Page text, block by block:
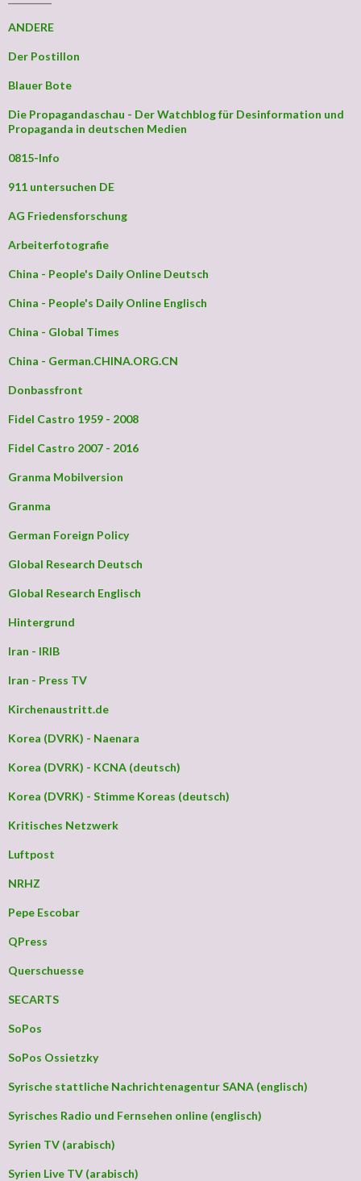
ANDERE
Der Postillon
Blauer Bote
Die Propagandaschau - Der Watchblog für Desinformation und
Propaganda in deutschen Medien
0815-Info
911 untersuchen DE
AG Friedensforschung
Arbeiterfotografie
China - People's Daily Online Deutsch
China - People's Daily Online Englisch
China - Global Times
China - German.CHINA.ORG.CN
Donbassfront
Fidel Castro 1959 - 2008
Fidel Castro 2007 - 2016
Granma Mobilversion
Granma
German Foreign Policy
Global Research Deutsch
Global Research Englisch
Hintergrund
Iran - IRIB
Iran - Press TV
Kirchenaustritt.de
Korea (DVRK) - Naenara
Korea (DVRK) - KCNA (deutsch)
Korea (DVRK) - Stimme Koreas (deutsch)
Kritisches Netzwerk
Luftpost
NRHZ
Pepe Escobar
QPress
Querschuesse
SECARTS
SoPos
SoPos Ossietzky
Syrische stattliche Nachrichtenagentur SANA (englisch)
Syrisches Radio und Fernsehen online (englisch)
Syrien TV (arabisch)
Syrien Live TV (arabisch)